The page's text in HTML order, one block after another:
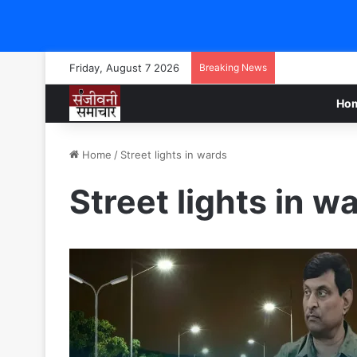
Friday, August 7 2026 Breaking News
Home / Street lights in wards
Street lights in